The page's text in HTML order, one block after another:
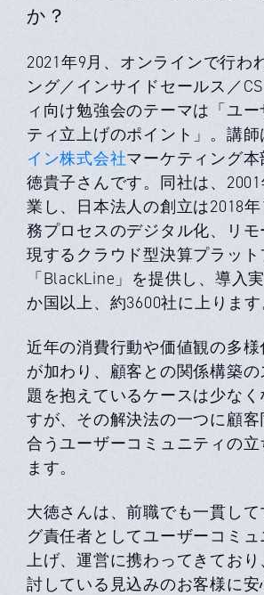
か？
2021年9月、オンラインで行わ
ング／インサイドセールス／
ィ向け勉強会のテーマは「ユ
ティ立上げのポイント」。講師
イン株式会社マーケティング
徳貴子さんです。同社は、
業し、日本法人の創立は2018
務プロセスのデジタル化、リ
現するクラウド型決算プラット
「BlackLine」を提供し、導入
か国以上、約3600社に上ります
近年の消費行動や価値観の多
が加わり、顧客との関係構築
題を抱えているケースは少なく
すが、その解決法の一つに顧客
合うユーザーコミュニティの立
ます。
大徳さんは、前職でも一貫し
グ責任者としてユーザーコミ
上げ、運営に携わってきてお
討している見込みのお客様に安